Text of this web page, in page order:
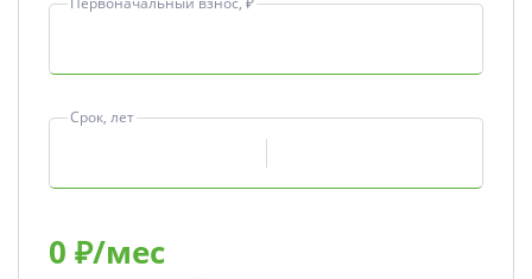
Срок, лет
0 ₽/мес